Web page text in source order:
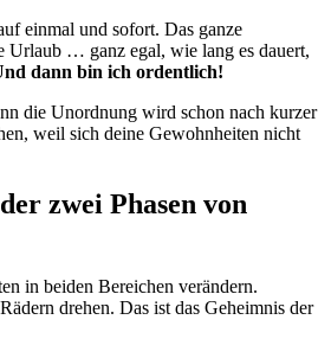
einmal und sofort. Das ganze
Urlaub … ganz egal, wie lang es dauert,
dann bin ich ordentlich!
die Unordnung wird schon nach kurzer
weil sich deine Gewohnheiten nicht
zwei Phasen von
in beiden Bereichen verändern.
drehen. Das ist das Geheimnis der